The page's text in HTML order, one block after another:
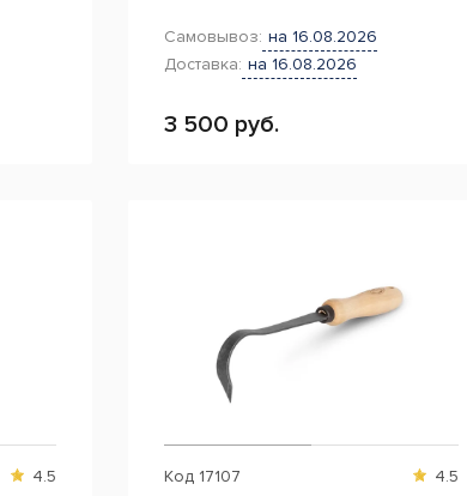
Самовывоз: на 16.08.2026
Доставка: на 16.08.2026
3 500 руб.
4.5 Код 17107 4.5